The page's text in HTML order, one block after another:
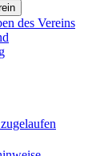
des Vereins